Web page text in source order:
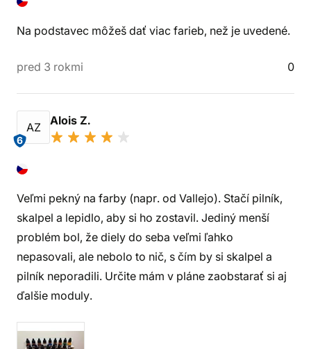
Na podstavec môžeš dať viac farieb, než je uvedené.
pred 3 rokmi 0
AZ
6
Alois Z.
Veľmi pekný na farby (napr. od Vallejo). Stačí pilník,
skalpel a lepidlo, aby si ho zostavil. Jediný menší
problém bol, že diely do seba veľmi ľahko
nepasovali, ale nebolo to nič, s čím by si skalpel a
pilník neporadili. Určite mám v pláne zaobstarať si aj
ďalšie moduly.